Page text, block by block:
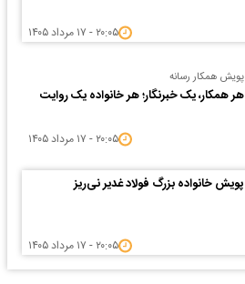
۲۰:۰۵ - ۱۷ مرداد ۱۴۰۵
پویش همکار رسانه
هر همکار، یک خبرنگار؛ هر خانواده یک روایت
۲۰:۰۵ - ۱۷ مرداد ۱۴۰۵
پویش خانواده بزرگ فولاد غدیر نی‌ریز
۲۰:۰۵ - ۱۷ مرداد ۱۴۰۵